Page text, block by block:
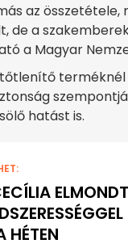
az összetétele,
de a
a Magyar
hatást is.
HÉTEN